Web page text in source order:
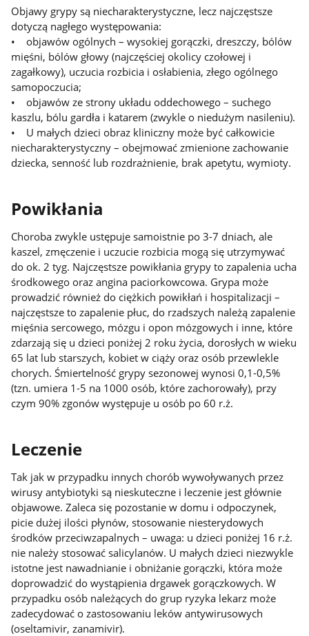
Objawy grypy są niecharakterystyczne, lecz najczęstsze
dotyczą nagłego występowania:
• objawów ogólnych – wysokiej gorączki, dreszczy, bólów
mięśni, bólów głowy (najczęściej okolicy czołowej i
zagałkowy), uczucia rozbicia i osłabienia, złego ogólnego
samopoczucia;
• objawów ze strony układu oddechowego – suchego
kaszlu, bólu gardła i katarem (zwykle o niedużym nasileniu).
• U małych dzieci obraz kliniczny może być całkowicie
niecharakterystyczny – obejmować zmienione zachowanie
dziecka, senność lub rozdrażnienie, brak apetytu, wymioty.
Powikłania
Choroba zwykle ustępuje samoistnie po 3-7 dniach, ale
kaszel, zmęczenie i uczucie rozbicia mogą się utrzymywać
do ok. 2 tyg. Najczęstsze powikłania grypy to zapalenia ucha
środkowego oraz angina paciorkowcowa. Grypa może
prowadzić również do ciężkich powikłań i hospitalizacji –
najczęstsze to zapalenie płuc, do rzadszych należą zapalenie
mięśnia sercowego, mózgu i opon mózgowych i inne, które
zdarzają się u dzieci poniżej 2 roku życia, dorosłych w wieku
65 lat lub starszych, kobiet w ciąży oraz osób przewlekle
chorych. Śmiertelność grypy sezonowej wynosi 0,1-0,5%
(tzn. umiera 1-5 na 1000 osób, które zachorowały), przy
czym 90% zgonów występuje u osób po 60 r.ż.
Leczenie
Tak jak w przypadku innych chorób wywoływanych przez
wirusy antybiotyki są nieskuteczne i leczenie jest głównie
objawowe. Zaleca się pozostanie w domu i odpoczynek,
picie dużej ilości płynów, stosowanie niesterydowych
środków przeciwzapalnych – uwaga: u dzieci poniżej 16 r.ż.
nie należy stosować salicylanów. U małych dzieci niezwykle
istotne jest nawadnianie i obniżanie gorączki, która może
doprowadzić do wystąpienia drgawek gorączkowych. W
przypadku osób należących do grup ryzyka lekarz może
zadecydować o zastosowaniu leków antywirusowych
(oseltamivir, zanamivir).